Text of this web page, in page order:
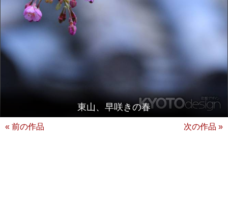
東山、早咲きの春
« 前の作品 次の作品 »